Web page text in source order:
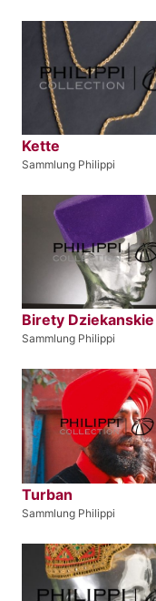
Kette
Sammlung Philippi
Birety Dziekanskie
Sammlung Philippi
Turban
Sammlung Philippi